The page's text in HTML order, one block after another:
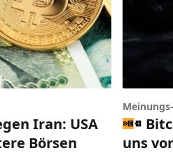
Iran: USA
Börsen
uns